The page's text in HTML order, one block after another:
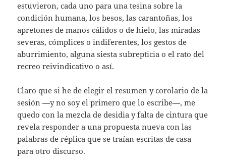
estuvieron, cada uno para una tesina sobre la
condición humana, los besos, las carantoñas, los
apretones de manos cálidos o de hielo, las miradas
severas, cómplices o indiferentes, los gestos de
aburrimiento, alguna siesta subrepticia o el rato del
recreo reivindicativo o así.
Claro que si he de elegir el resumen y corolario de la
sesión —y no soy el primero que lo escribe—, me
quedo con la mezcla de desidia y falta de cintura que
revela responder a una propuesta nueva con las
palabras de réplica que se traían escritas de casa
para otro discurso.